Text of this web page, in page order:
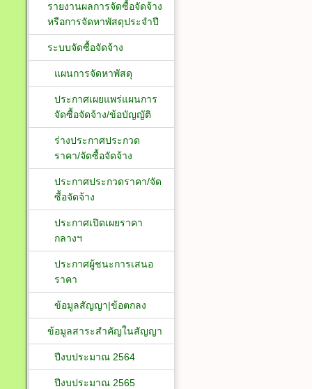
รายงานผลการจัดซื้อจัดจ้าง
หรือการจัดหาพัสดุประจำปี
ระบบจัดซื้อจัดจ้าง
แผนการจัดหาพัสดุ
ประกาศเผยแพร่แผนการ
จัดซื้อจัดจ้าง/ข้อบัญญัติ
ร่างประกาศประกวด
ราคา/จัดซื้อจัดจ้าง
ประกาศประกวดราคา/จัด
ซื้อจัดจ้าง
ประกาศเปิดเผยราคา
กลางฯ
ประกาศผู้ชนะการเสนอ
ราคา
ข้อมูลสัญญา|ข้อตกลง
ข้อมูลสาระสำคัญในสัญญา
ปีงบประมาณ 2564
ปีงบประมาณ 2565